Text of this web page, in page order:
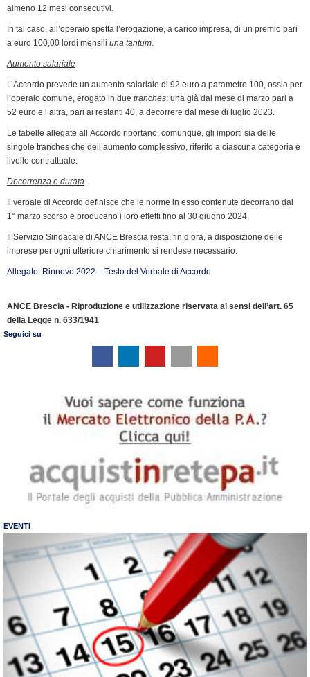
almeno 12 mesi consecutivi.
In tal caso, all’operaio spetta l’erogazione, a carico impresa, di un premio pari
a euro 100,00 lordi mensili una tantum.
Aumento salariale
L’Accordo prevede un aumento salariale di 92 euro a parametro 100, ossia per
l’operaio comune, erogato in due tranches: una già dal mese di marzo pari a
52 euro e l’altra, pari ai restanti 40, a decorrere dal mese di luglio 2023.
Le tabelle allegate all’Accordo riportano, comunque, gli importi sia delle
singole tranches che dell’aumento complessivo, riferito a ciascuna categoria e
livello contrattuale.
Decorrenza e durata
Il verbale di Accordo definisce che le norme in esso contenute decorrano dal
1° marzo scorso e producano i loro effetti fino al 30 giugno 2024.
Il Servizio Sindacale di ANCE Brescia resta, fin d’ora, a disposizione delle
imprese per ogni ulteriore chiarimento si rendese necessario.
Allegato :Rinnovo 2022 – Testo del Verbale di Accordo
ANCE Brescia - Riproduzione e utilizzazione riservata ai sensi dell’art. 65
della Legge n. 633/1941
Seguici su
EVENTI